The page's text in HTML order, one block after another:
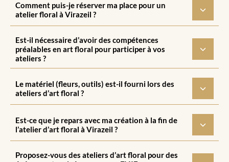
Comment puis-je réserver ma place pour un
atelier floral à Virazeil ?
Est-il nécessaire d’avoir des compétences
préalables en art floral pour participer à vos
ateliers ?
Le matériel (fleurs, outils) est-il fourni lors des
ateliers d’art floral ?
Est-ce que je repars avec ma création à la fin de
l’atelier d’art floral à Virazeil ?
Proposez-vous des ateliers d’art floral pour des